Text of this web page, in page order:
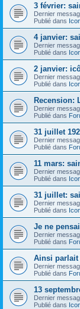
3 février:
Dernier
Publié dans
4 janvier:
Dernier
Publié dans
2 janvier:
Dernier
Publié dans
Recension:
Dernier
Publié dans
31 juillet
Dernier
Publié dans
11 mars:
Dernier
Publié dans
31 juillet:
Dernier
Publié dans
Je ne
Dernier
Publié dans
Ainsi parlait
Dernier
Publié dans
13
Dernier
Publié dans